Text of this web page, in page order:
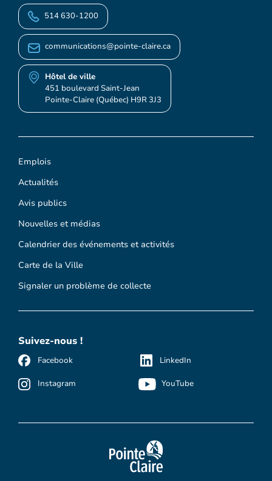
Emplois
Actualités
Avis publics
Nouvelles et médias
Calendrier des événements et activités
Carte de la Ville
Signaler un problème de collecte
514 630-1200
communications@pointe-claire.ca
Hôtel de ville
451 boulevard Saint-Jean
Pointe-Claire (Québec) H9R 3J3
Suivez-nous !
Facebook
Instagram
LinkedIn
YouTube